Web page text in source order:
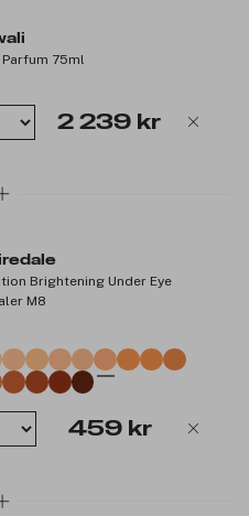
Parfum 75ml
2 239 kr
Brightening Under Eye
M8
459 kr